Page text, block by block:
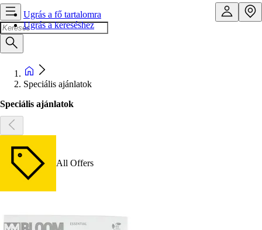
Ugrás a fő tartalomra
Ugrás a kereséshez
Speciális ajánlatok
Speciális ajánlatok
All Offers